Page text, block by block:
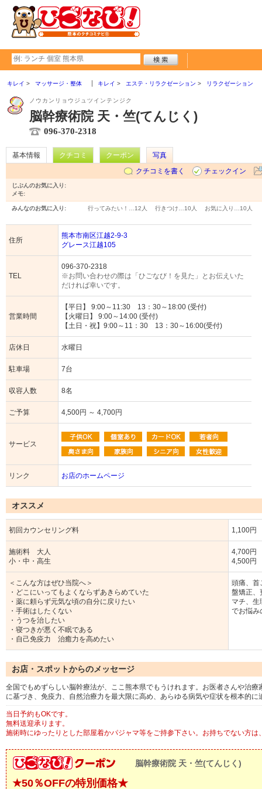
キレイ マッサージ・整体 キレイ エステ・リラクゼーション リラクゼーション
ノウカンリョウジュツインテンジク
脳幹療術院 天・竺(てんじく)
096-370-2318
基本情報 クチコミ クーポン
写真
クチコミを書く
チェックイン
じぶんのお気に入り:
メモ:
みんなのお気に入り: 行ってみたい！… 12人 行きつけ… 10人 お気に入り… 10人
住所
熊本市南区江越2-9-3
グレース江越105
TEL
096-370-2318
※お問い合わせの際は「ひごなび！を見た」とお伝えいた
だければ幸いです。
営業時間
【平日】 9:00～11:30 13：30～18:00 (受付)
【火曜日】 9:00～14:00 (受付)
【土日・祝】9:00～11：30 13：30～16:00(受付)
店休日 水曜日
駐車場 7台
収容人数 8名
ご予算 4,500円 ～ 4,700円
サービス
リンク お店のホームページ
オススメ
初回カウンセリング料 1,100円
施術料 大人
小・中・高生
4,700円
4,500円
＜こんな方はぜひ当院へ＞
・どこにいってもよくならずあきらめていた
・薬に頼らず元気な頃の自分に戻りたい
・手術はしたくない
・うつを治したい
・寝つきが悪く不眠である
・自己免疫力 治癒力を高めたい
頭痛、首
盤矯正、
マチ、
でお悩み
お店・スポットからのメッセージ
全国でもめずらしい脳幹療法が、ここ熊本県でもうけれます。お医者さんや治
に基づき、免疫力、自然治療力を最大限に高め、あらゆる病気や症状を根本的に
当日予約もOKです。
無料送迎承ります。
施術時にゆったりとした部屋着かパジャマ等をご持参下さい。お持ちでない方は
脳幹療術院 天・竺(てんじく)
★50％OFFの特別価格★